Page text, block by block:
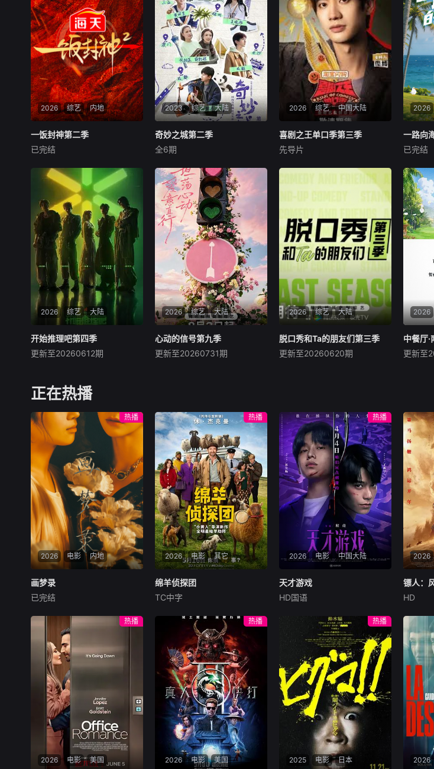
2026 综艺 内地
一饭封神第二季
未知
一场残酷赛制和美食故事并存
的厨师封神之战
一饭封神第二季
已完结
2023 综艺 大陆
奇妙之城第二季
张杰
城市深度探寻文旅纪录
片，继承第一季初心，以优质
内容为核心，将综艺特质与纪
录片相融合，聚焦百味生活探
究城市奥妙。以明星探寻和生
活于城市中的文艺爱好者、饕
餮美食家和匠心青年等等为切
入点勾勒城市内在精神
奇妙之城第二季
全6期
2026 综艺 中国大陆
喜剧之王单口季第三季
庞博
节目将延续从小人物到喜剧之
王的故事，汇聚来自全国各地
脱口秀俱乐部的优秀单口喜剧
人物”都将带着真实感与鲜活
的生命力站上舞台，他们不设
限不被定义，在喜剧的世界里
野蛮生长，成为独一
喜剧之王单口季第三季
先导片
2026
一路
《一
焦新
纪实
ot;从
路向
意，
腹地
完成
奔赴
一路向
已完结
2026 综艺 大陆
开始推理吧第四季
刘宇宁 金靖
张凌赫
交推理游戏综艺。由刘宇宁、
金靖、张凌赫、丁程鑫、周柯
戏世界《推门》，他们将沉浸
式体验不同的角色人生、团结
协作通关四大主题副本，探索
“推门”背后的终极
开始推理吧第四季
更新至20260612期
2026 综艺 大陆
心动的信号第九季
代旭 杜海涛
薛凯琪
青年之间萌生的浪漫情愫。
心动的信号第九季
更新至20260731期
2026 综艺 大陆
脱口秀和Ta的朋友们第三季
内详
脱口秀和Ta的朋友们第三季
更新至20260620期
2026
中餐
黄晓
将设
同餐
经营
外，
中餐厅
更新至
正在热播
2026 电影 内地
热播
画梦录
代露娃
民国的上海滩，身怀绝技的孤
女画师许雁真，意外与身陷危
局的融汇银行总账姜心羽产生
交集。姜心羽遭人陷害，只得
与许雁真结盟，彼时银行欲将
国宝名画低价卖给外国人，许
雁真凭借自身精湛画技仿造名
画、偷天换日。几经波折，两
人联手在各方势力的夹缝间巧
妙周旋，共历险阻，破解重重
困境。
画梦录
已完结
2026 电影 其它
热播
绵羊侦探团
牧羊人乔治（休·杰克曼
饰）最爱给羊群读侦探小说，
没想到自己有一天会离奇死
亡。他留下的3000万巨额遗
产，让每个人貌似都有犯罪动
机。警察毫无头绪之时，羊群
们决定“不务正业”迈出牧场，
追查牧羊人“躺平
绵羊侦探团
TC中字
2026 电影 中国大陆
热播
天才游戏
彭昱畅
穷途末路的天才少年刘全龙
（彭昱畅 饰），被偏执富家公
子陈伦（丁禹兮 饰）选中，被
迫踏入一场为他量身打造的
“换命游戏”。豪华别墅、名车
名表、神秘女友全部备齐，在
陈伦的精心打造下，刘全龙瞬
间拥有顶配人生。
天才游戏
HD国语
2026
镖人
大漠
五大
节、
逃犯”
务，
赴长
象竟
郎……
方势
连上
镖人：
HD
2026 电影 美国
热播
2026 电影 美国
热播
2025 电影 日本
热播
2026